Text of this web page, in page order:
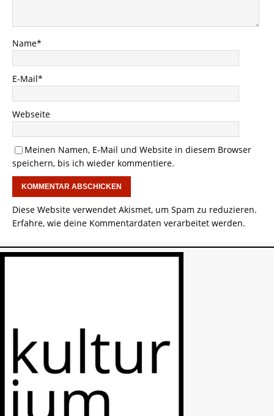
Name*
E-Mail*
Webseite
Meinen Namen, E-Mail und Website in diesem Browser
speichern, bis ich wieder kommentiere.
Diese Website verwendet Akismet, um Spam zu reduzieren.
Erfahre, wie deine Kommentardaten verarbeitet werden.